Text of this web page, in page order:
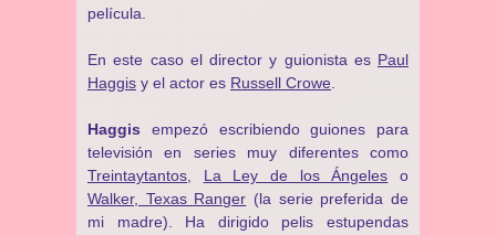
película.
En este caso el director y guionista es Paul
Haggis y el actor es Russell Crowe
Haggis empezó escribiendo guiones para
televisión en series muy diferentes como
Treintaytantos
La Ley de los Ángeles o
Walker, Texas Ranger (la serie preferida de
mi madre). Ha dirigido pelis estupendas